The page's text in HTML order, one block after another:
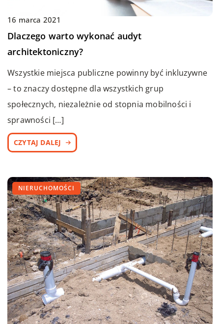
16 marca 2021
Dlaczego warto wykonać audyt
architektoniczny?
Wszystkie miejsca publiczne powinny być inkluzywne
– to znaczy dostępne dla wszystkich grup
społecznych, niezależnie od stopnia mobilności i
sprawności […]
CZYTAJ DALEJ
NIERUCHOMOŚCI